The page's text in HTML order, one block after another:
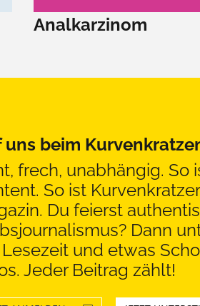
Analkarzinom
uns beim
frech, unabhängig. So
So ist
Du feierst
Dann
und etwas
Jeder Beitrag zählt!